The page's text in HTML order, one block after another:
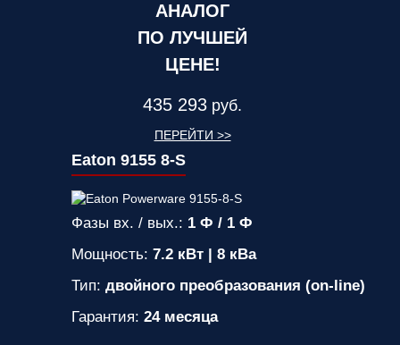
АНАЛОГ
ПО ЛУЧШЕЙ
ЦЕНЕ!
435 293 руб.
ПЕРЕЙТИ >>
Eaton 9155 8-S
Фазы вх. / вых.: 1 Ф / 1 Ф
Мощность:7.2 кВт | 8 кВа
Тип:двойного преобразования (on-line)
Гарантия:24 месяца